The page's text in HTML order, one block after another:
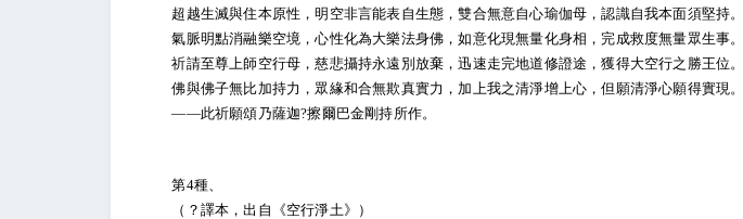
超越生滅與住本原性，明空非言能表自生態，雙合無意自心瑜伽母，認識自我本面須堅持。
氣脈明點消融樂空境，心性化為大樂法身佛，如意化現無量化身相，完成救度無量眾生事。
祈請至尊上師空行母，慈悲攝持永遠別放棄，迅速走完地道修證途，獲得大空行之勝王位。
佛與佛子無比加持力，眾緣和合無欺真實力，加上我之清淨增上心，但願清淨心願得實現。
——此祈願頌乃薩迦?擦爾巴金剛持所作。
第4種、
（？譯本，出自《空行淨土》）